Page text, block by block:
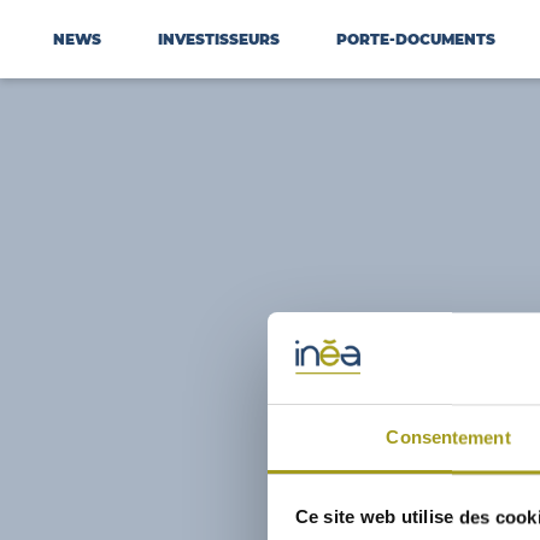
Consentement
Ce site web utilise des
NEWS INVESTISSEURS PORTE-DOCUMENTS